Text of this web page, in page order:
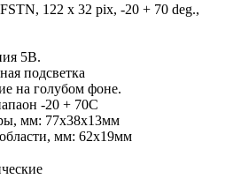
122 x 32 pix, -20 + 70 deg.,
5В.
подсветка
на голубом фоне.
-20 + 70С
мм: 77х38х13мм
мм: 62х19мм